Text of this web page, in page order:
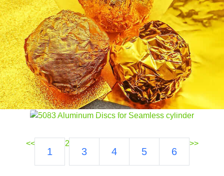
5083 원활한 실린더 용 알루미늄 디스크 |
정도 & 힘
발견하다 5083 원활한 실린더 생산을위한 알루미늄 디
스크. 경량, 부식 방지, 산업 및 자동차 부문의 고압 응용
<<
1
2
3 4 5 6
>>